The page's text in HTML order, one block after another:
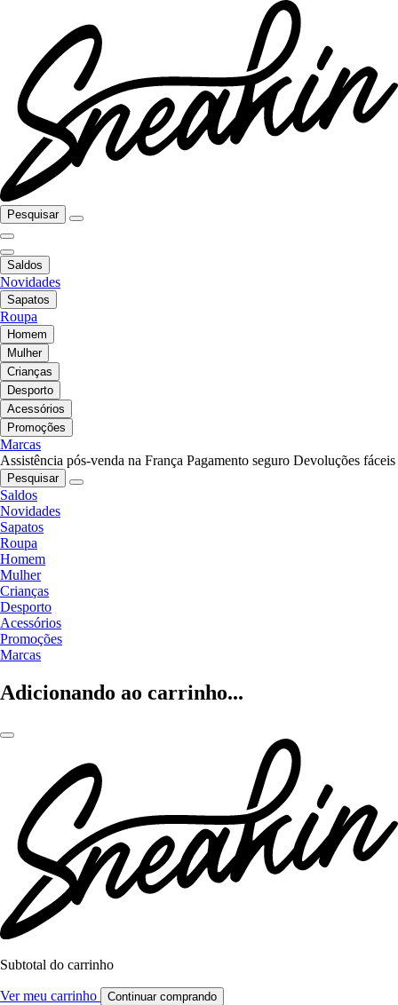
Pesquisar
Saldos
Novidades
Sapatos
Roupa
Homem
Mulher
Crianças
Desporto
Acessórios
Promoções
Marcas
Assistência pós-venda na França Pagamento seguro Devoluções fáceis
Pesquisar
Saldos
Novidades
Sapatos
Roupa
Homem
Mulher
Crianças
Desporto
Acessórios
Promoções
Marcas
Adicionando ao carrinho...
Subtotal do carrinho
Ver meu carrinho Continuar comprando